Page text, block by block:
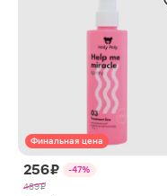
Финальная цена
256 ₽
-47%
489 ₽